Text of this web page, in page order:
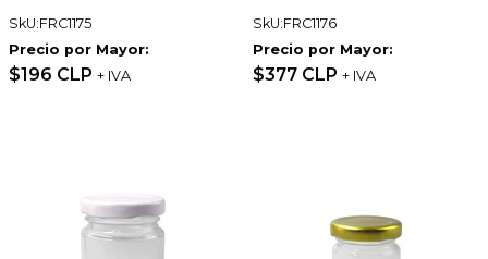
SkU:FRC1175
Precio por Mayor:
$196 CLP + IVA
SkU:FRC1176
Precio por Mayor:
$377 CLP + IVA